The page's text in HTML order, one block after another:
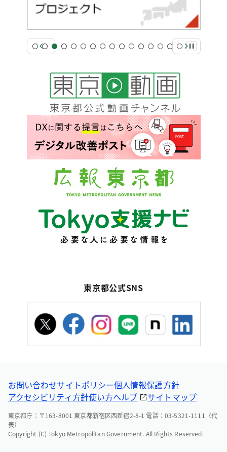
東京都公式SNS
お問い合わせサイトポリシー個人情報保護方針
アクセシビリティ方針使い方ヘルプ サイトマップ
東京都庁：〒163-8001 東京都新宿区西新宿2-8-1 電話：03-5321-1111（代
表）
Copyright (C) Tokyo Metropolitan Government. All Rights Reserved.